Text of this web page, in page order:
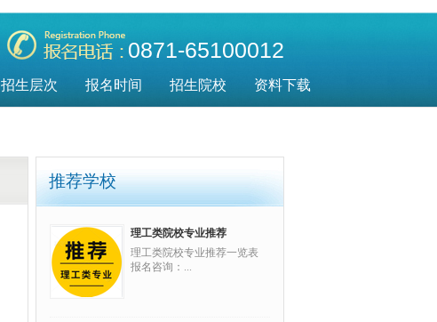
0871-65100012
招生层次 报名时间 招生院校 资料下载
推荐学校
理工类院校专业推荐
理工类院校专业推荐一览表
报名咨询：...